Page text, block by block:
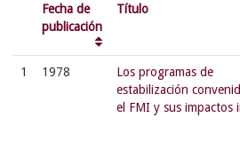
Fecha de
publicación
Título
1 1978
Los programas de
estabilización
el FMI y sus impactos